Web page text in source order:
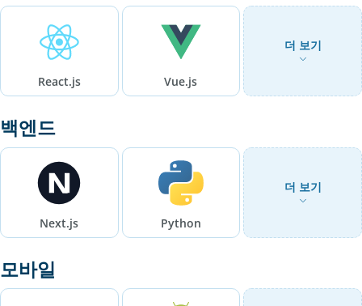
React.js Vue.js
더 보기
백엔드
Next.js Python
더 보기
모바일